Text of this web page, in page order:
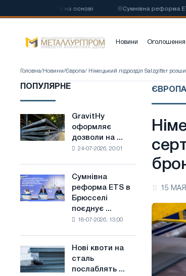
сталі на основі Сумнівна реформа ETS в
Новини Оголошення
Головна/ Новини/Європа/ Німецький підрозділ Salzgitter
ПОПУЛЯРНЕ
GravitHy
оформляє
дозволи
з
виробництва
низьковуглецевої
основі
водню
Франції
GravitHy
оформляє
дозволи на ...
24-07-2026, 20:01
Сумнівна
реформа
ETS
обмеження
з
Сумнівна
реформа ETS в
Брюсселі
поєднує ...
18-07-2026, 13:00
Нові
квоти
на
Нові квоти на
сталь
послаблять ...
15 МАЯ